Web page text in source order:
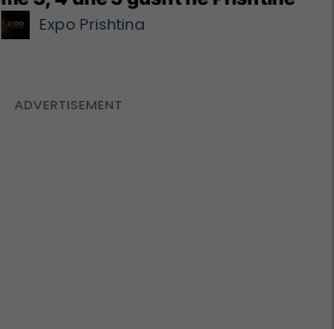
Expo Prishtina